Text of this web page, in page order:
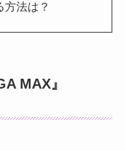
方法は？
MAX』